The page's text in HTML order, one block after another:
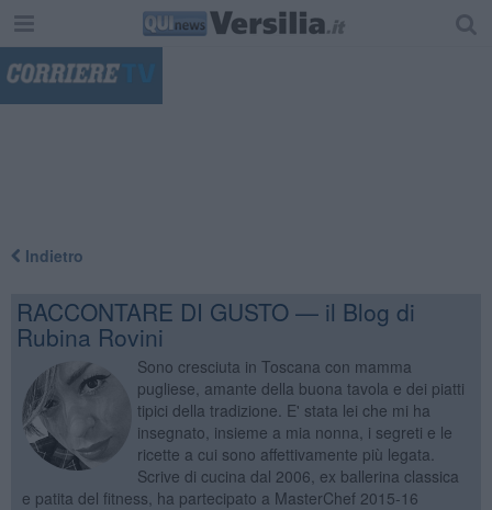
Indietro
RACCONTARE DI GUSTO — il Blog di
Rubina Rovini
Sono cresciuta in Toscana con mamma
pugliese, amante della buona tavola e dei piatti
tipici della tradizione. E' stata lei che mi ha
insegnato, insieme a mia nonna, i segreti e le
ricette a cui sono affettivamente più legata.
Scrive di cucina dal 2006, ex ballerina classica
e patita del fitness, ha partecipato a MasterChef 2015-16